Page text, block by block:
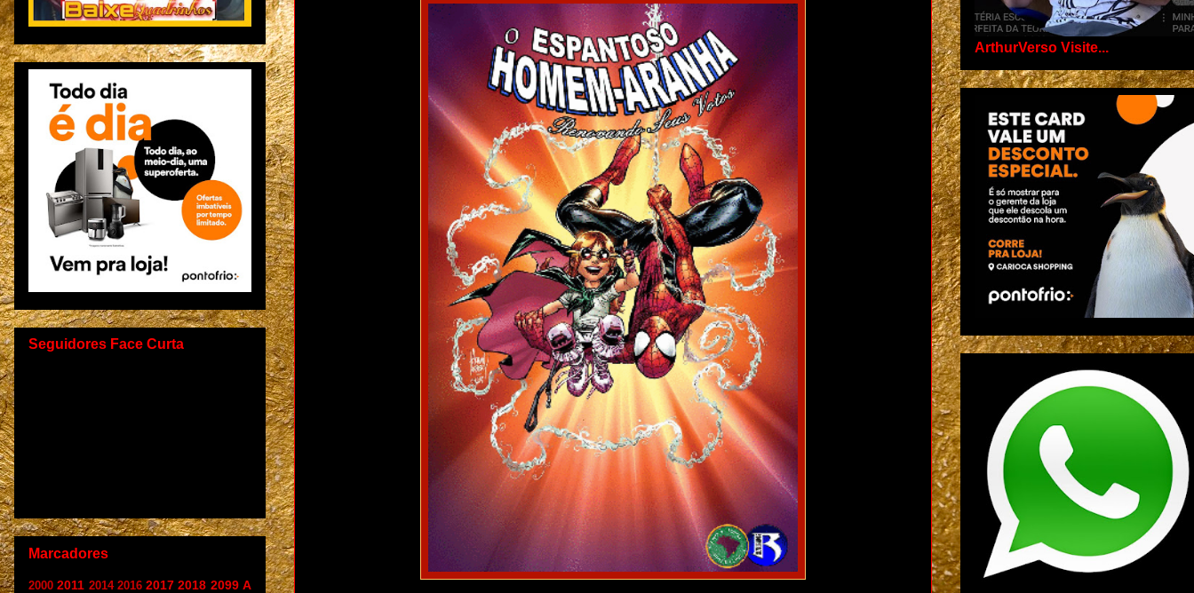
Seguidores Face Curta
Marcadores
2000 2011 2014 2016 2017 2018 2099 A
ArthurVerso Visite...